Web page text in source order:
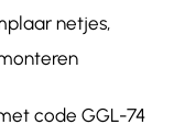
netjes,
code GGL-74